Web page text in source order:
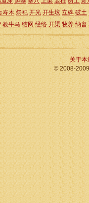
寿木 祭祀 开光 开生坟 立碑 破土
教牛马 结网 经络 开渠 牧养 纳畜
关于本
© 2008-